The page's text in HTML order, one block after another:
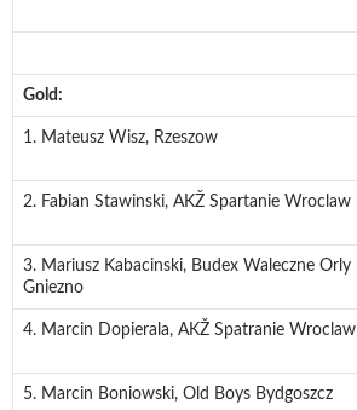
Gold:
1. Mateusz Wisz, Rzeszow
2. Fabian Stawinski, AKŽ Spartanie Wroclaw
3. Mariusz Kabacinski, Budex Waleczne Orly
Gniezno
4. Marcin Dopierala, AKŽ Spatranie Wroclaw
5. Marcin Boniowski, Old Boys Bydgoszcz